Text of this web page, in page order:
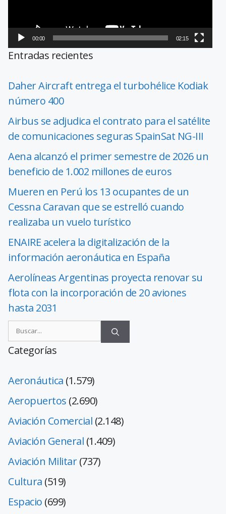
00:00 02:15
Entradas recientes
Daher Aircraft entrega el turbohélice Kodiak
número 400
Airbus se adjudica el contrato para el satélite
de comunicaciones seguras SpainSat NG-III
Aena alcanzó el primer semestre de 2026 un
beneficio de 1.002 millones de euros
Mueren en Perú los 13 ocupantes de un
Cessna Caravan que se estrelló cuando
realizaba un vuelo turístico
ENAIRE acelera la digitalización de la
información aeronáutica en España
Aerolíneas Argentinas proyecta renovar su
flota con la incorporación de 20 aviones
hasta 2031
Categorías
Aeronáutica (1.579)
Aeropuertos (2.690)
Aviación Comercial (2.148)
Aviación General (1.409)
Aviación Militar(737)
Cultura (519)
Espacio (699)